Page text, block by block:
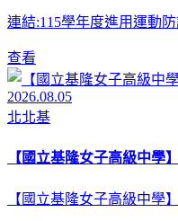
連結:115學年度進用運動
查看
2026.08.05
北北基
【國立基隆女子高級中學
【國立基隆女子高級中學